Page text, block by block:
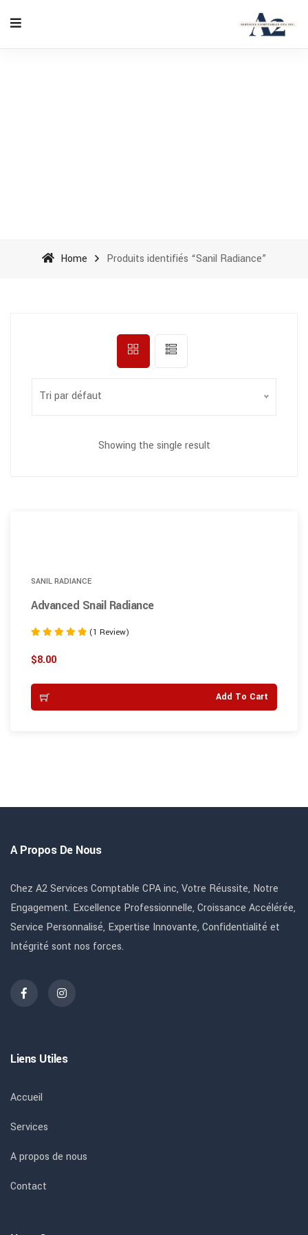
Home Produits identifiés “Sanil Radiance”
Tri par défaut
Showing the single result
SANIL RADIANCE
Advanced Snail Radiance
5.00
sur 5
(1 Review)
$8.00
Add To Cart
A Propos De Nous
Chez A2 Services Comptable CPA inc, Votre Réussite, Notre
Engagement. Excellence Professionnelle, Croissance Accélérée,
Service Personnalisé, Expertise Innovante, Confidentialité et
Intégrité sont nos forces.
Liens Utiles
Accueil
Services
A propos de nous
Contact